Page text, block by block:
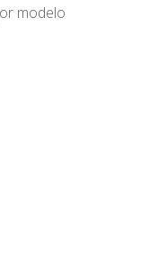
modelo